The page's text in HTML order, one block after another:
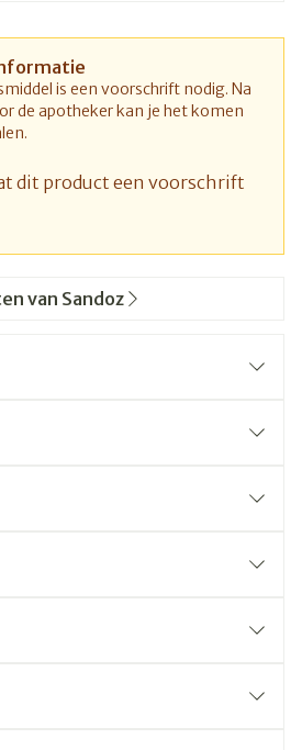
is een voorschrift nodig. Na
de apotheker kan je het komen
dit product een voorschrift
van Sandoz